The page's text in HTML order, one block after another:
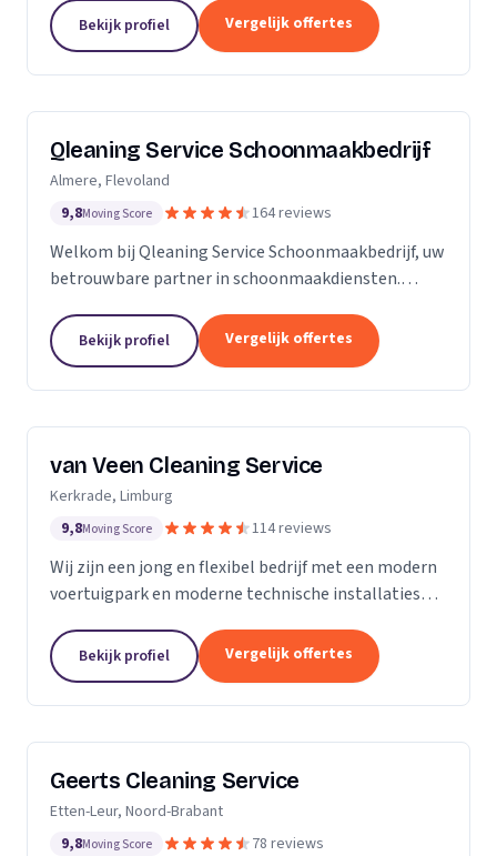
zijn Stel op Sprong gestart om mensen te helpen
en...
Bekijk profiel Vergelijk offertes
Qleaning Service Schoonmaakbedrijf
Almere, Flevoland
9,8Moving Score 164 reviews
Welkom bij Qleaning Service Schoonmaakbedrijf, uw
betrouwbare partner in schoonmaakdiensten.
ernaar om de standaard in schoonmaakexpertise
te...
Bekijk profiel Vergelijk offertes
van Veen Cleaning Service
Kerkrade, Limburg
9,8Moving Score 114 reviews
Wij zijn een jong en flexibel bedrijf met een modern
voertuigpark en moderne technische installaties
zowel voor Particulier als zakelijke klanten....
Bekijk profiel Vergelijk offertes
Geerts Cleaning Service
Etten-Leur, Noord-Brabant
9,8Moving Score 78 reviews